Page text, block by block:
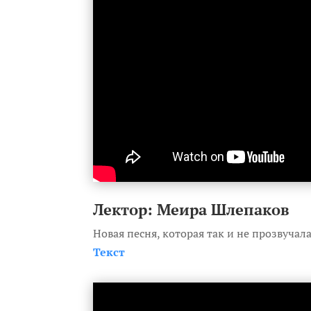
Лектор: Меира Шлепаков
Новая песня, которая так и не
Текст